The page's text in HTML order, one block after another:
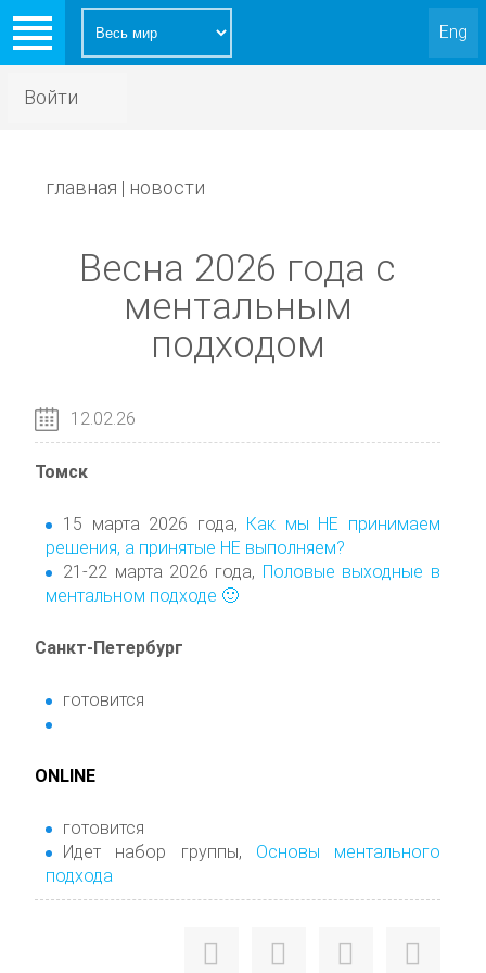
Eng
Войти
главная | новости
Весна 2026 года с
ментальным
подходом
12.02.26
Томск
15 марта 2026 года, Как мы НЕ принимаем
решения, а принятые НЕ выполняем?
21-22 марта 2026 года, Половые выходные в
ментальном подходе 🙂
Санкт-Петербург
готовится
ONLINE
готовится
Идет набор группы, Основы ментального
подхода